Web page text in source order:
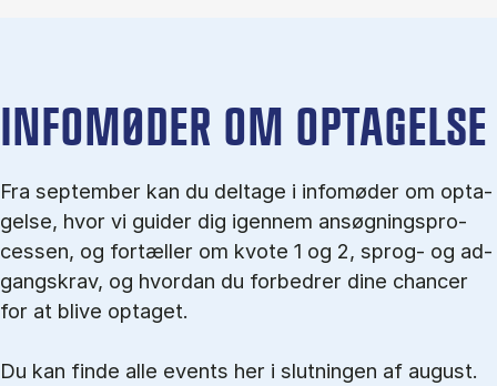
IN­FO­MØ­DER OM OP­TA­GEL­SE
Fra september kan du del­tage i in­fo­mø­der om op­ta­
gel­se, hvor vi gu­i­der dig igen­nem an­søg­nings­pro­
ces­sen, og for­tæl­ler om kvo­te 1 og 2, sprog- og ad­
gangs­krav, og hvordan du forbedrer dine chancer
for at blive optaget.
Du kan finde alle events her i slutningen af august.